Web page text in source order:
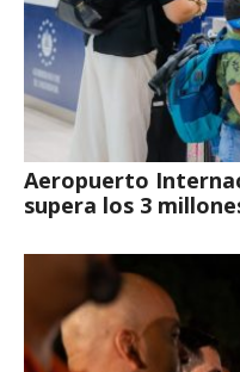
Aeropuerto
supera los 3